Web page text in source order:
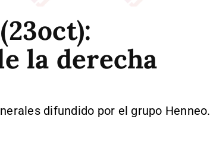
la derecha
difundido por el grupo Henneo.